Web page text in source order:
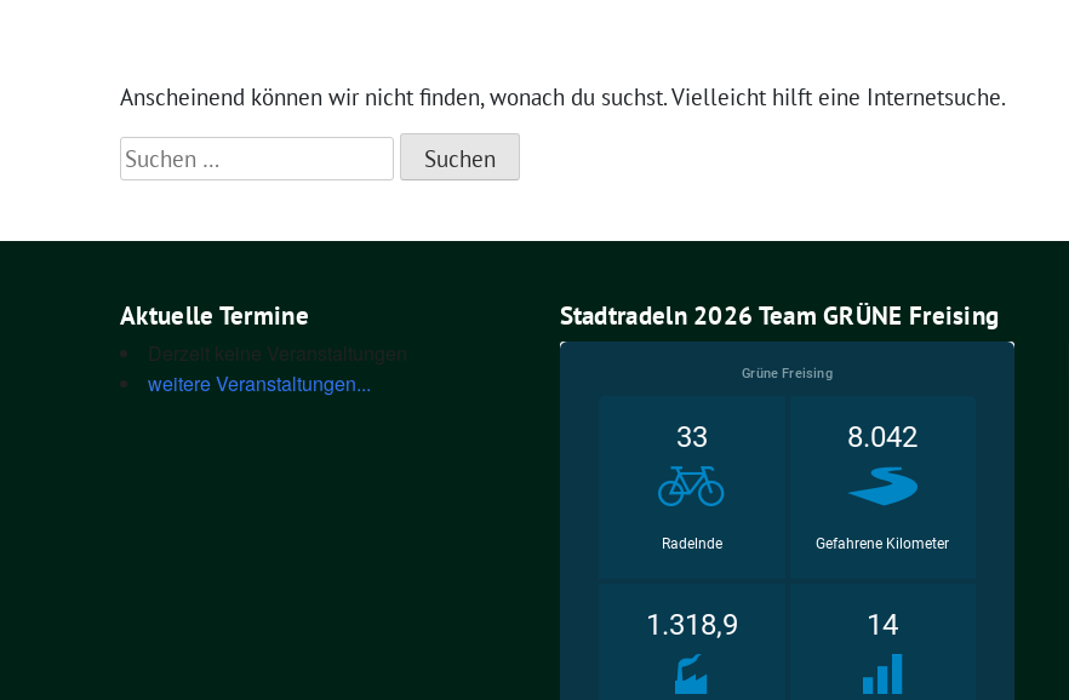
Anscheinend können wir nicht finden, wonach du suchst. Vielleicht hilft eine Internetsuche.
Suchen
nach:
Aktuelle Termine
Derzeit keine Veranstaltungen
weitere Veranstaltungen...
Stadtradeln 2026 Team GRÜNE Freising